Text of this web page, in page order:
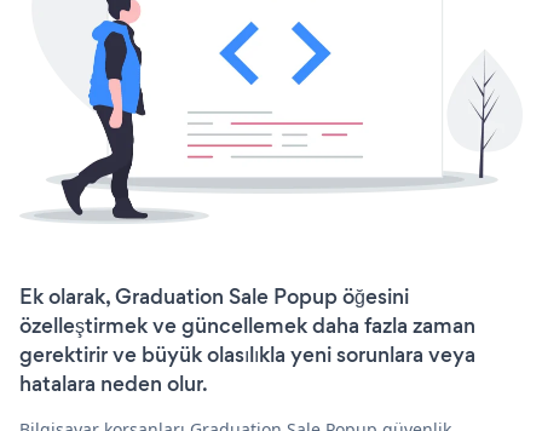
Ek olarak, Graduation Sale Popup öğesini
özelleştirmek ve güncellemek daha fazla zaman
gerektirir ve büyük olasılıkla yeni sorunlara veya
hatalara neden olur.